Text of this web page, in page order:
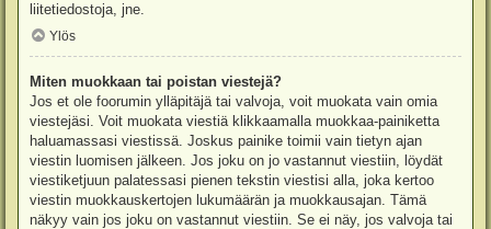
liitetiedostoja, jne.
Ylös
Miten muokkaan tai poistan viestejä?
Jos et ole foorumin ylläpitäjä tai valvoja, voit muokata vain omia
viestejäsi. Voit muokata viestiä klikkaamalla muokkaa-painiketta
haluamassasi viestissä. Joskus painike toimii vain tietyn ajan
viestin luomisen jälkeen. Jos joku on jo vastannut viestiin, löydät
viestiketjuun palatessasi pienen tekstin viestisi alla, joka kertoo
viestin muokkauskertojen lukumäärän ja muokkausajan. Tämä
näkyy vain jos joku on vastannut viestiin. Se ei näy, jos valvoja tai